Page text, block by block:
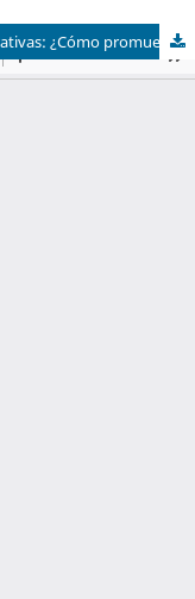
Inteligencia Artificial en aplicaciones educativas: ¿Cómo promueve el aprendizaje fundacional en niños de 6 a 9 años?